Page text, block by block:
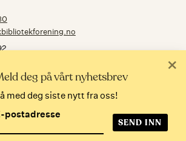
deg på vårt nyhetsbrev
med deg siste nytt fra oss!
postadresse
×